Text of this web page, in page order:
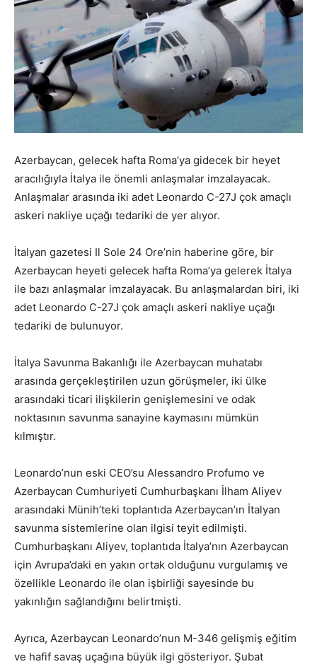
Azerbaycan, gelecek hafta Roma’ya gidecek bir heyet
aracılığıyla İtalya ile önemli anlaşmalar imzalayacak.
Anlaşmalar arasında iki adet Leonardo C-27J çok amaçlı
askeri nakliye uçağı tedariki de yer alıyor.
İtalyan gazetesi Il Sole 24 Ore’nin haberine göre, bir
Azerbaycan heyeti gelecek hafta Roma’ya gelerek İtalya
ile bazı anlaşmalar imzalayacak. Bu anlaşmalardan biri, iki
adet Leonardo C-27J çok amaçlı askeri nakliye uçağı
tedariki de bulunuyor.
İtalya Savunma Bakanlığı ile Azerbaycan muhatabı
arasında gerçekleştirilen uzun görüşmeler, iki ülke
arasındaki ticari ilişkilerin genişlemesini ve odak
noktasının savunma sanayine kaymasını mümkün
kılmıştır.
Leonardo’nun eski CEO’su Alessandro Profumo ve
Azerbaycan Cumhuriyeti Cumhurbaşkanı İlham Aliyev
arasındaki Münih’teki toplantıda Azerbaycan’ın İtalyan
savunma sistemlerine olan ilgisi teyit edilmişti.
Cumhurbaşkanı Aliyev, toplantıda İtalya’nın Azerbaycan
için Avrupa’daki en yakın ortak olduğunu vurgulamış ve
özellikle Leonardo ile olan işbirliği sayesinde bu
yakınlığın sağlandığını belirtmişti.
Ayrıca, Azerbaycan Leonardo’nun M-346 gelişmiş eğitim
ve hafif savaş uçağına büyük ilgi gösteriyor. Şubat